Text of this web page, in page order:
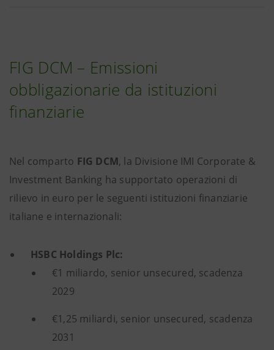
FIG DCM – Emissioni
obbligazionarie da istituzioni
finanziarie
Nel comparto FIG DCM, la Divisione IMI Corporate &
Investment Banking ha supportato operazioni di
rilievo in euro per le seguenti istituzioni finanziarie
italiane e internazionali:
HSBC Holdings Plc:
€1 miliardo, senior unsecured, scadenza
2029
€1,25 miliardi, senior unsecured, scadenza
2031